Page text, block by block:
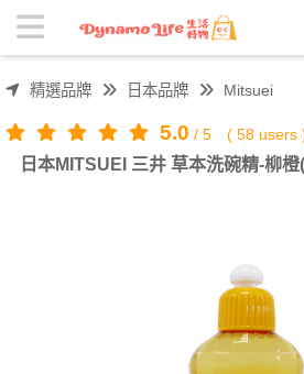
日本MITSUEI 三井 草本洗碗精-柳橙
精選品牌 日本品牌 Mitsuei
5.0 / 5 ( 58 users
日本MITSUEI 三井 草本洗碗精-柳